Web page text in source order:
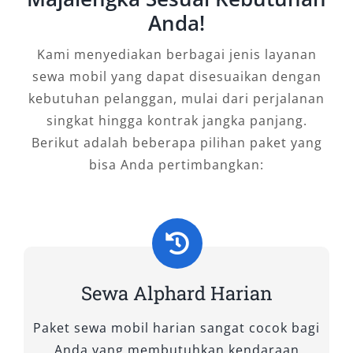
teknologi hybrid yang lebih ramah lingkungan
sekaligus hemat bahan bakar. Warna premium
memberi kesan elegan, ideal untuk Alphard
dengan sopir pada acara resmi maupun sewa
Alphard untuk keluarga yang ingin tampil
berkelas.
2. New Alphard 2.5 Hybrid G CVT
Menghadirkan efisiensi mesin hybrid dengan
pilihan warna standar, tipe ini menawarkan
Cocok untuk perjalanan bisnis harian atau
lepas kunci dengan kenyamanan tetap terjaga.
Anda!
Kami menyediakan berbagai jenis layanan
sewa mobil yang dapat disesuaikan dengan
kebutuhan pelanggan, mulai dari perjalanan
singkat hingga kontrak jangka panjang.
Berikut adalah beberapa pilihan paket yang
bisa Anda pertimbangkan:
Sewa Alphard Harian
Paket sewa mobil harian sangat cocok bagi